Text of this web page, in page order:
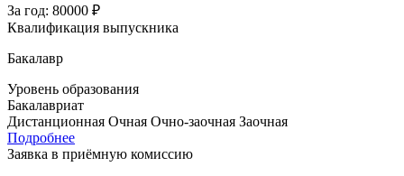
За год: 80000 ₽
Квалификация выпускника
Бакалавр
Уровень образования
Бакалавриат
Дистанционная Очная Очно-заочная Заочная
Подробнее
Заявка в приёмную комиссию